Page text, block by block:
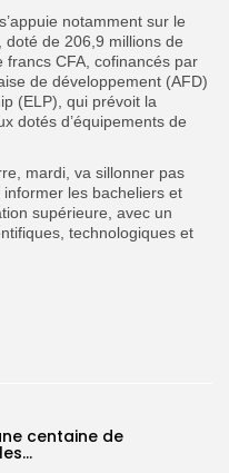
notamment sur le
doté de 206,9 millions de
francs CFA, cofinancés par
de développement (AFD)
(ELP), qui prévoit la
dotés d’équipements de
mardi, va sillonner pas
les bacheliers et
supérieure, avec un
technologiques et
centaine de